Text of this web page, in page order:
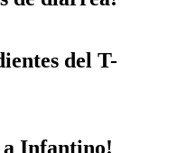
del T-
a Infantino!